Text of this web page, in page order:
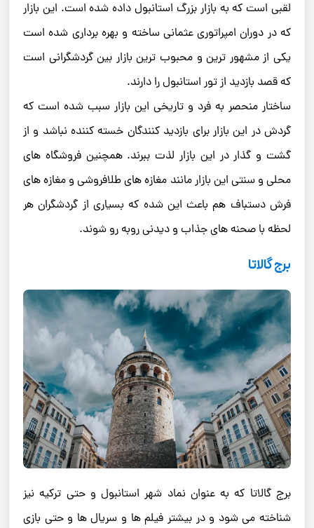
لقبی است که به بازار بزرگ استانبول داده شده است. این بازار
که در دوران امپراتوری عثمانی ساخته و بهره برداری شده است
یکی از مشهور ترین و محبوب ترین بازار بین گردشگرانی است
که قصد بازدید از تور استانبول را دارند.
ساختار منحصر به فرد و تاریخی این بازار سبب شده است که
گردش در این بازار برای بازدید کنندگان خسته کننده نباشد و از
گشت و گذار در این بازار لذت ببرند. همچنین فروشگاه های
محلی و سنتی این بازار مانند مغازه های طلافروشی و مغازه های
فرش دستباف هم باعث این شده که بسیاری از گردشگران هر
لحظه با صحنه های جذاب و دیدنی روبه رو شوند.
برج گالاتا
برج گالاتا که به عنوان نماد شهر استانبول و حتی ترکیه نیز
شناخته می شود و در بیشتر فیلم ها و سریال ها و حتی بازی